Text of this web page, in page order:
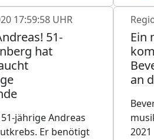
17:59:58 UHR
51-
hat
jährige Andreas
Er benötigt
Ein
an